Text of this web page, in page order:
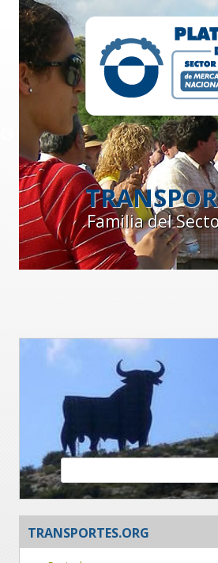
Familia del
Buscar:
TRANSPORTES.ORG